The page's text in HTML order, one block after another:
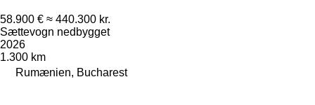
58.900 € ≈ 440.300 kr.
Sættevogn nedbygget
2026
1.300 km
Rumænien, Bucharest